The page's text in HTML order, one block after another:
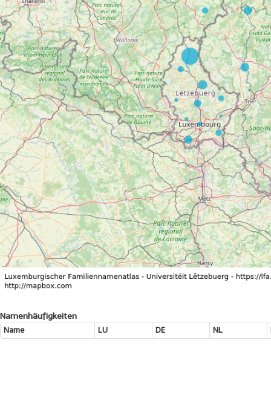
Namenhäufigkeiten
Name LU DE NL